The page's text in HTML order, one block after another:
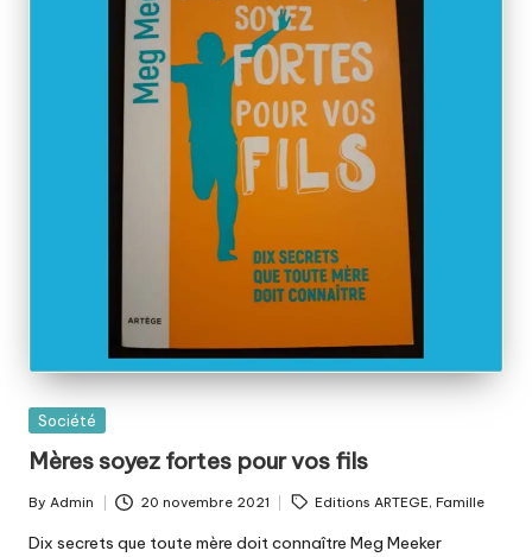
Posted
Société
Mères soyez fortes pour vos fils
Posted
by
By Admin 20 novembre 2021
Tags: Editions ARTEGE,Famille
Dix secrets que toute mère doit connaître Meg Meeker